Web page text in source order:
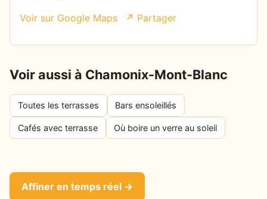
Voir sur Google Maps ↗ Partager
Voir aussi à Chamonix-Mont-Blanc
Toutes les terrasses Bars ensoleillés
Cafés avec terrasse Où boire un verre au soleil
Affiner en temps réel →